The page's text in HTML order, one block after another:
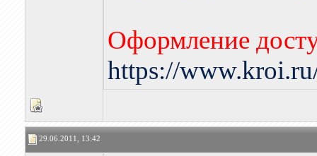
Оформление
https://
29.06.2011, 13:42